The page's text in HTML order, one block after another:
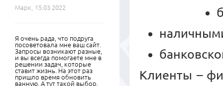
Клиенты –
Марк,
15.03.2022
Я очень рада, что подруга
посоветовала мне ваш сайт.
Запросы возникают разные,
и вы всегда помогаете мне в
решении задач, которые
ставит жизнь. На этот раз
пришло время обновить
ванную. А тут такой выбор,